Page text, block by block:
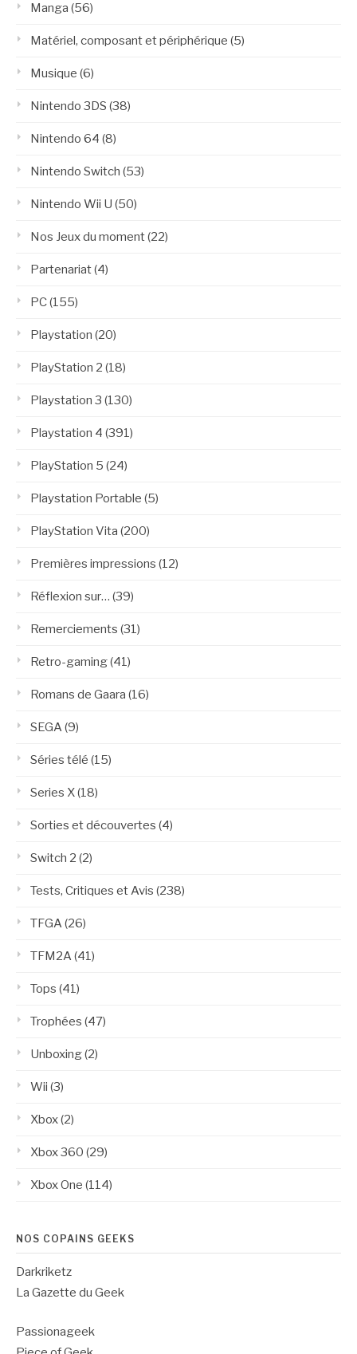
Manga (56)
Matériel, composant et périphérique (5)
Musique (6)
Nintendo 3DS (38)
Nintendo 64 (8)
Nintendo Switch (53)
Nintendo Wii U (50)
Nos Jeux du moment(22)
Partenariat(4)
PC(155)
Playstation (20)
PlayStation 2 (18)
Playstation 3 (130)
Playstation 4 (391)
PlayStation 5 (24)
Playstation Portable (5)
PlayStation Vita (200)
Premières impressions (12)
Réflexion sur… (39)
Remerciements (31)
Retro-gaming(41)
Romans de Gaara (16)
SEGA(9)
Séries télé (15)
Series X(18)
Sorties et découvertes (4)
Switch 2 (2)
Tests, Critiques et Avis (238)
TFGA(26)
TFM2A(41)
Tops (41)
Trophées (47)
Unboxing(2)
Wii (3)
Xbox(2)
Xbox 360 (29)
Xbox One (114)
NOS COPAINS GEEKS
Darkriketz
La Gazette du Geek
Passionageek